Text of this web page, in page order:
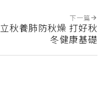
下一篇
立秋養肺防秋燥 打好秋
冬健康基礎